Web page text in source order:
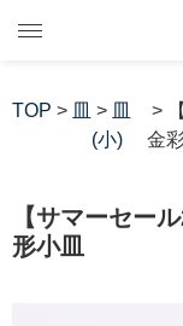
TOP > 皿 > 皿
(小)
>
金
【サマーセー
形小皿